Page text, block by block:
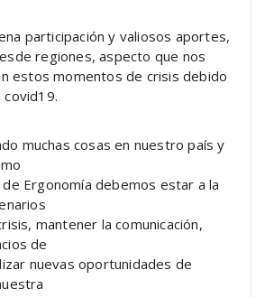
participación y valiosos aportes,
regiones, aspecto que nos
estos momentos de crisis debido
covid19.
muchas cosas en nuestro país y
de Ergonomía debemos estar a la
mantener la comunicación,
de
nuevas oportunidades de